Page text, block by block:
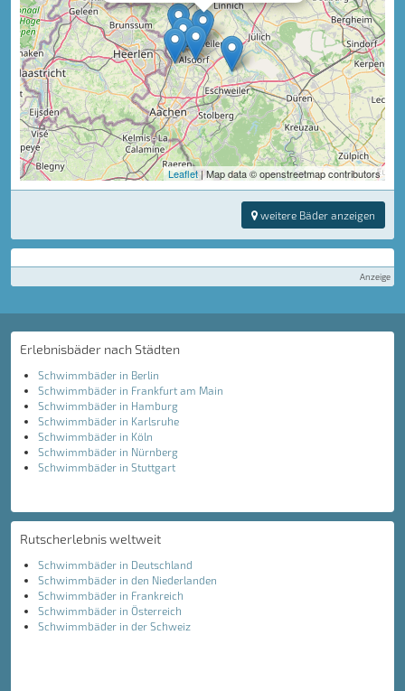
Leaflet| Map data © openstreetmap contributors
weitere Bäder anzeigen
Anzeige
Erlebnisbäder nach Städten
Schwimmbäder in Berlin
Schwimmbäder in Frankfurt am Main
Schwimmbäder in Hamburg
Schwimmbäder in Karlsruhe
Schwimmbäder in Köln
Schwimmbäder in Nürnberg
Schwimmbäder in Stuttgart
Rutscherlebnis weltweit
Schwimmbäder in Deutschland
Schwimmbäder in den Niederlanden
Schwimmbäder in Frankreich
Schwimmbäder in Österreich
Schwimmbäder in der Schweiz